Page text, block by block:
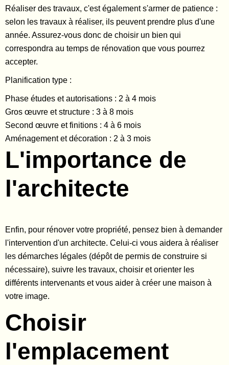
Réaliser des travaux, c'est également s'armer de patience :
selon les travaux à réaliser, ils peuvent prendre plus d'une
année. Assurez-vous donc de choisir un bien qui
correspondra au temps de rénovation que vous pourrez
accepter.
Planification type :
Phase études et autorisations : 2 à 4 mois
Gros œuvre et structure : 3 à 8 mois
Second œuvre et finitions : 4 à 6 mois
Aménagement et décoration : 2 à 3 mois
L'importance de
l'architecte
Enfin, pour rénover votre propriété, pensez bien à demander
l'intervention d'un architecte. Celui-ci vous aidera à réaliser
les démarches légales (dépôt de permis de construire si
nécessaire), suivre les travaux, choisir et orienter les
différents intervenants et vous aider à créer une maison à
votre image.
Choisir
l'emplacement